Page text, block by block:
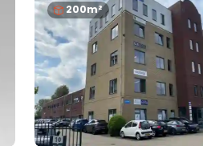
200m²